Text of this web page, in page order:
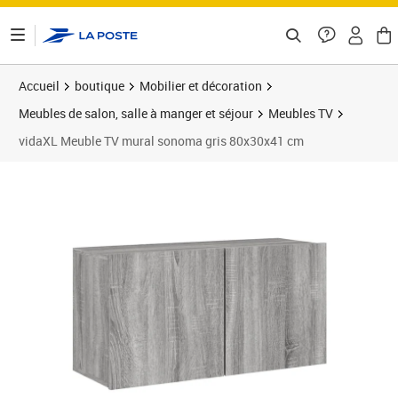
Accueil boutique
Mobilier et décoration
Meubles de salon, salle à manger et séjour
Meubles TV
vidaXL Meuble TV mural sonoma gris 80x30x41 cm